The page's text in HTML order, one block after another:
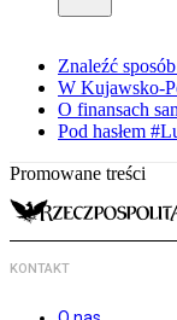
Znaleźć
W Kujawsko-
O finansach
Pod hasłem
Promowane treści
KONTAKT